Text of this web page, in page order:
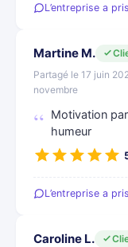
L’entreprise a
Martine M.
Partagé le 17 juin
novembre
Motivation
humeur
L’entreprise a
Caroline L.